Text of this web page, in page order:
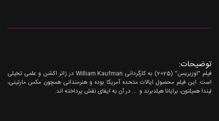
توضیحات:
فیلم "اوزیریس" (2025) به کارگردانی William Kaufman در ژانر اکشن و علمی تخیلی
است. این فیلم محصول ایالات متحده آمریکا بوده و هنرمندانی همچون مکس مارتینی،
لیندا همیلتون، برایانا هیلدبرند و ... در آن به ایفای نقش پرداخته اند.